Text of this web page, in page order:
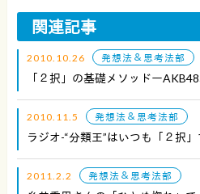
関連記事
2010.10.26 発想法＆思考法部
「２択」の基礎メソッドー
2010.11.5 発想法＆思考法部
ラジオ-“分類王”はいつも「２択」
2011.2.2 発想法＆思考法部